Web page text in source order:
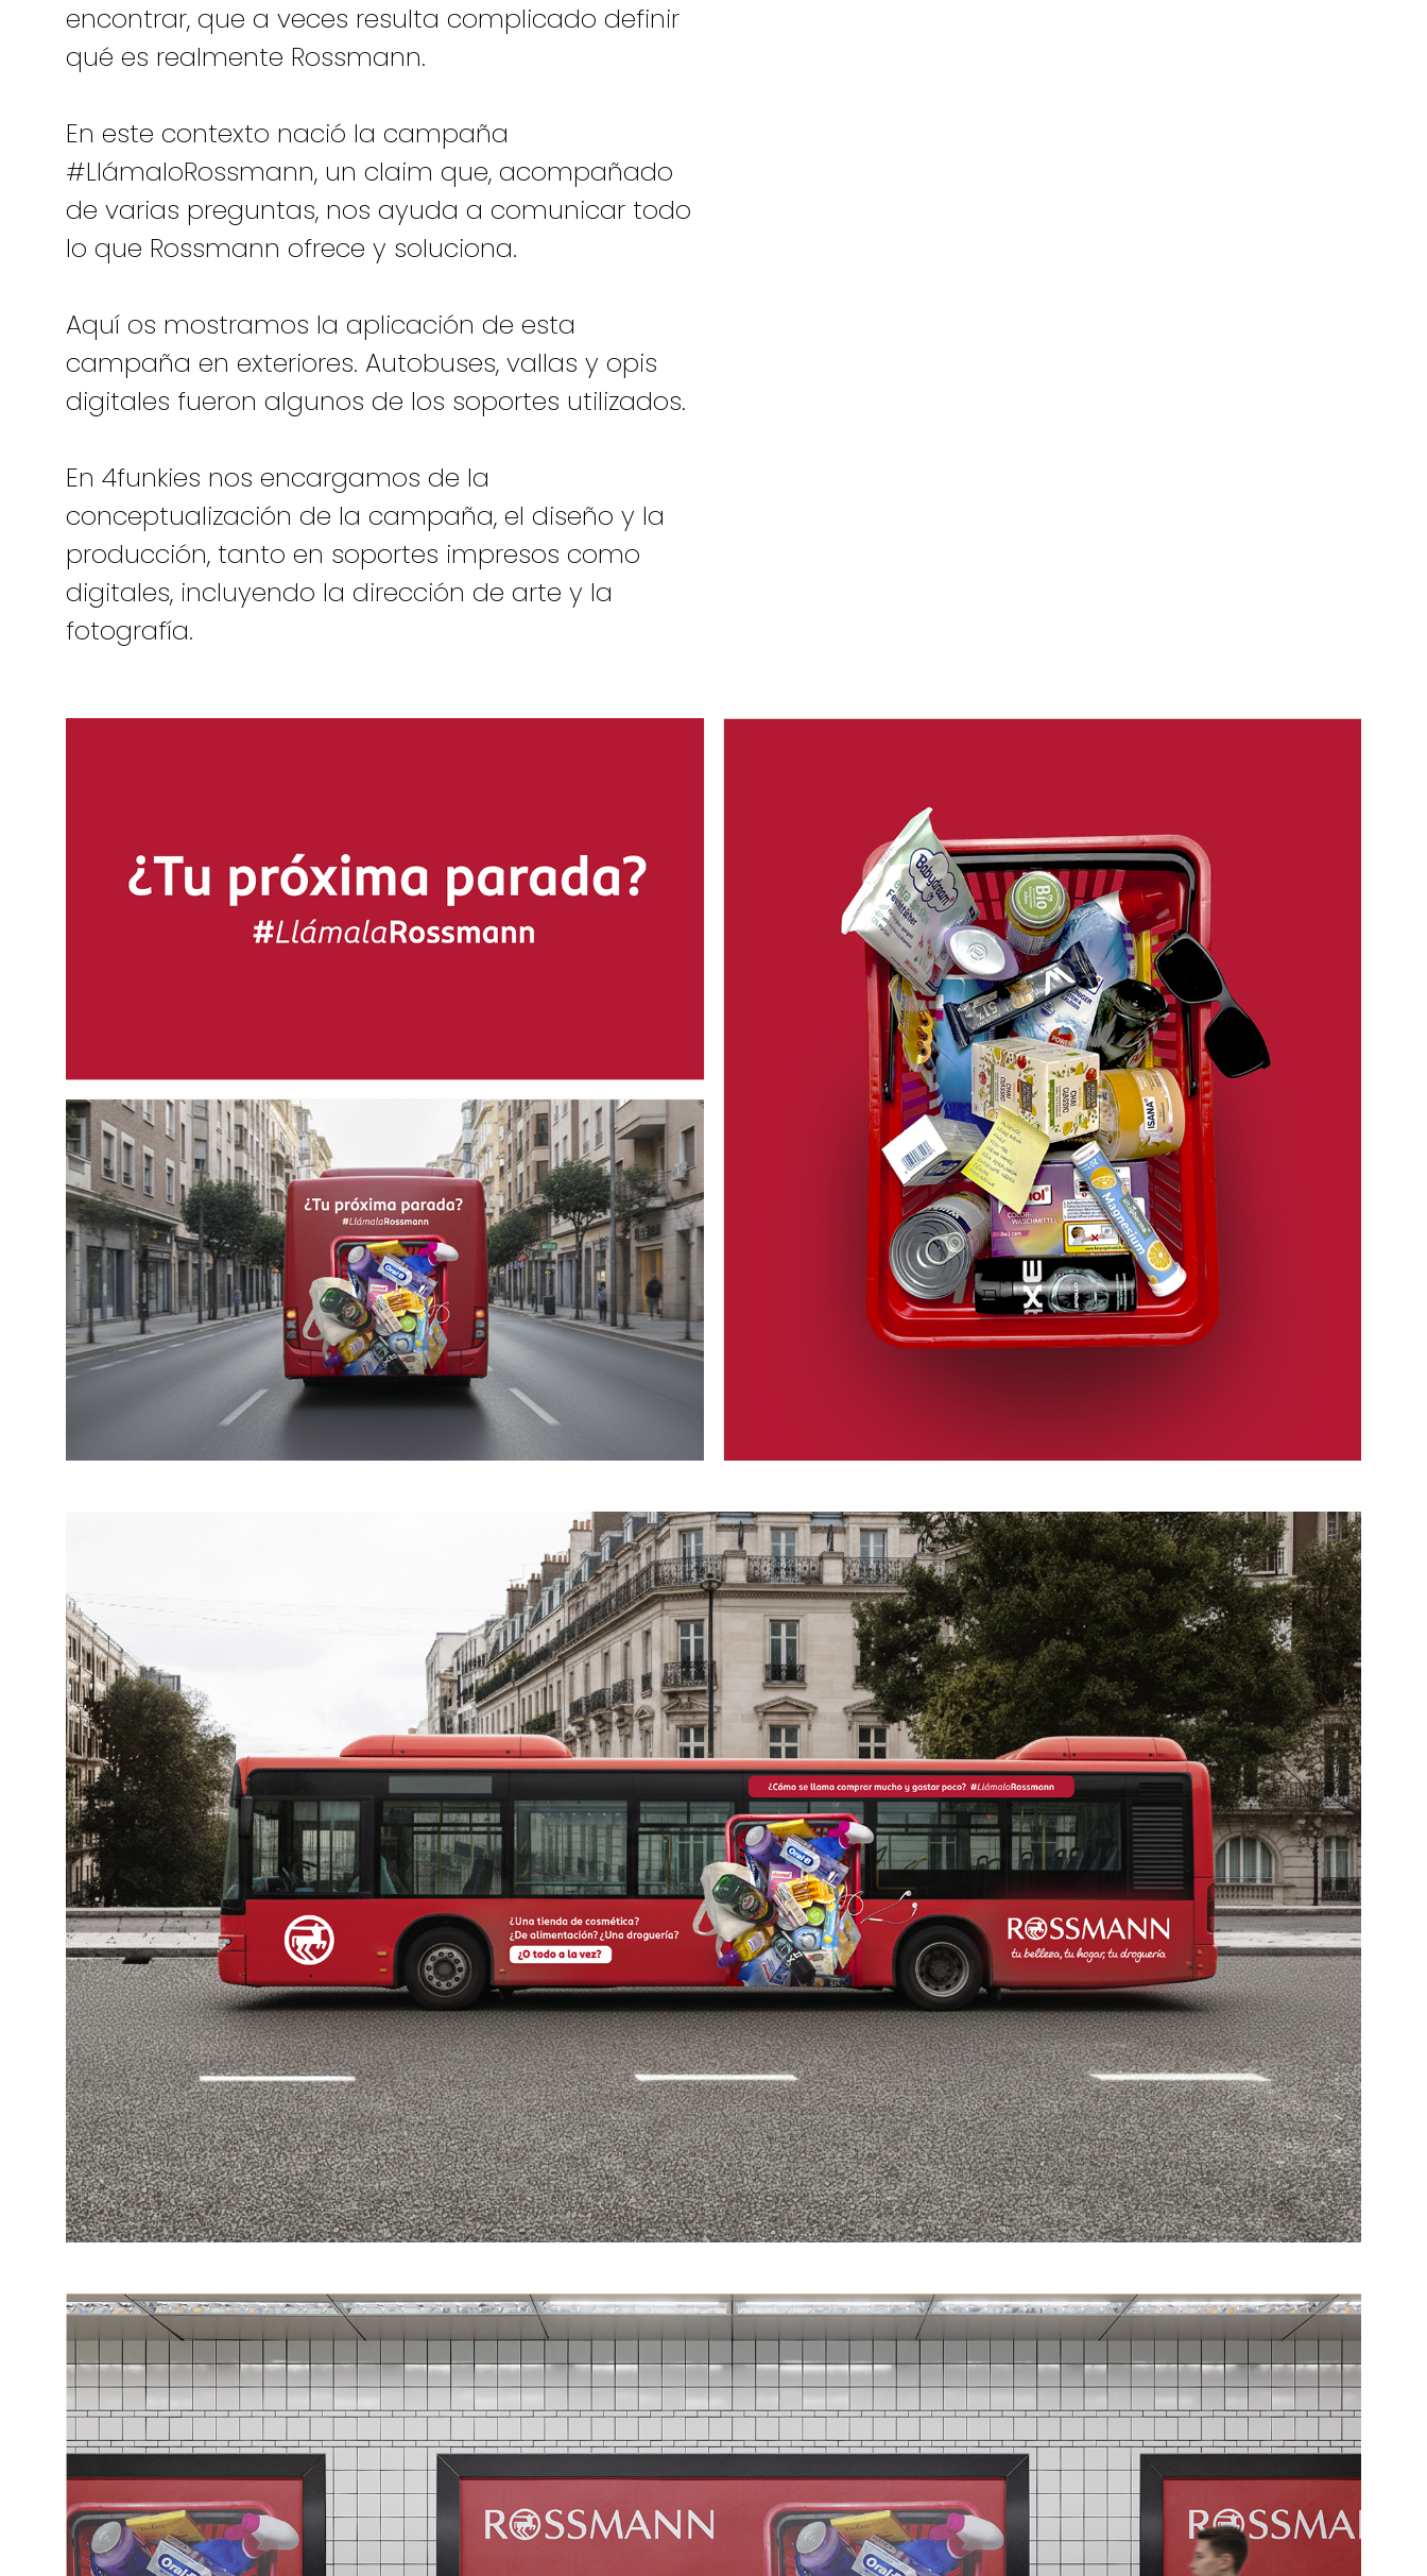
encontrar, que a veces resulta complicado definir
qué es realmente Rossmann.
En este contexto nació la campaña
#LlámaloRossmann, un claim que, acompañado
de varias preguntas, nos ayuda a comunicar todo
lo que Rossmann ofrece y soluciona.
Aquí os mostramos la aplicación de esta
campaña en exteriores. Autobuses, vallas y opis
digitales fueron algunos de los soportes utilizados.
En 4funkies nos encargamos de la
conceptualización de la campaña, el diseño y la
producción, tanto en soportes impresos como
digitales, incluyendo la dirección de arte y la
fotografía.